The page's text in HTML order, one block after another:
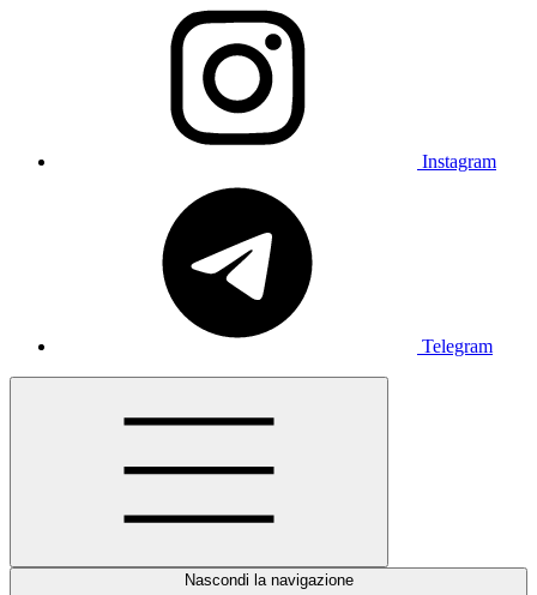
Instagram
Telegram
Nascondi la navigazione